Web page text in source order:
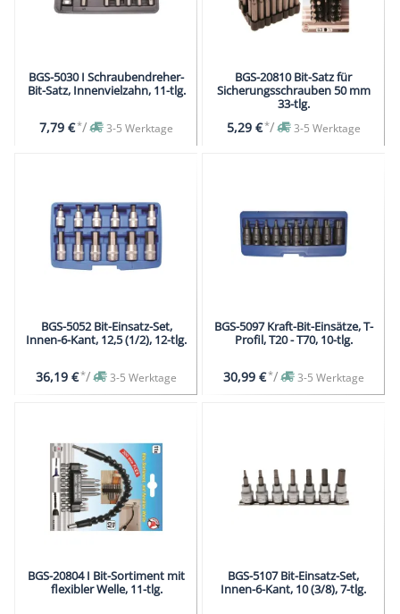
BGS-5030 I Schraubendreher-
Bit-Satz, Innenvielzahn, 11-tlg.
7,79 €*/ 3-5 Werktage
BGS-20810 Bit-Satz für
Sicherungsschrauben 50 mm
33-tlg.
5,29 €*/ 3-5 Werktage
BGS-5052 Bit-Einsatz-Set,
Innen-6-Kant, 12,5 (1/2), 12-tlg.
36,19 €*/ 3-5 Werktage
BGS-5097 Kraft-Bit-Einsätze, T-
Profil, T20 - T70, 10-tlg.
30,99 €*/ 3-5 Werktage
BGS-20804 I Bit-Sortiment mit
flexibler Welle, 11-tlg.
BGS-5107 Bit-Einsatz-Set,
Innen-6-Kant, 10 (3/8), 7-tlg.